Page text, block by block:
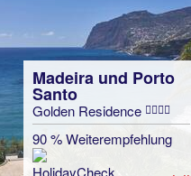
Madeira und Porto
Santo
Golden Residence
90 % Weiterempfehlung